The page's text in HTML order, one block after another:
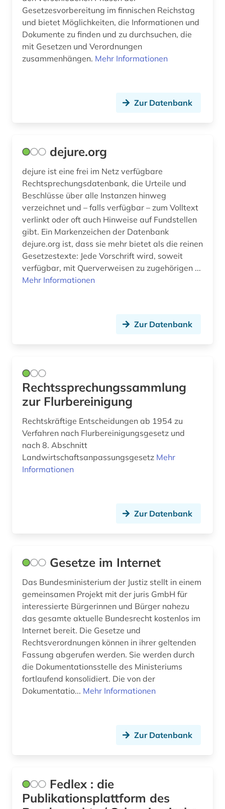
rechtsnorm (2)
rechtsprechung (13)
rechtssprechung (2)
rheinland-pfalz (1)
richtlinie (1)
saarland (1)
sammlung (2)
schule (9)
schulrecht (3)
sozialrecht (3)
stenographische protokolle (1)
steuerrecht (3)
suchmaschine (1)
thüringen (1)
tierarzt (1)
vergaberecht (1)
verordnung (1)
verwaltung (5)
verwaltungslehre (1)
verwaltungsprozessrecht (1)
verwaltungsvollstreckungsrecht (1)
verwaltungswissenschaft (19)
wien (2)
öffentlicher dienst (1)
Gesetzesvorbereitung im finnischen Reichstag
und bietet Möglichkeiten, die Informationen und
Dokumente zu finden und zu durchsuchen, die
mit Gesetzen und Verordnungen
zusammenhängen. Mehr Informationen
Zur Datenbank
dejure.org
dejure ist eine frei im Netz verfügbare
Rechtsprechungsdatenbank, die Urteile und
Beschlüsse über alle Instanzen hinweg
verzeichnet und – falls verfügbar – zum Volltext
verlinkt oder oft auch Hinweise auf Fundstellen
gibt. Ein Markenzeichen der Datenbank
dejure.org ist, dass sie mehr bietet als die reinen
Gesetzestexte: Jede Vorschrift wird, soweit
verfügbar, mit Querverweisen zu zugehörigen ...
Mehr Informationen
Zur Datenbank
Rechtssprechungssammlung
zur Flurbereinigung
Rechtskräftige Entscheidungen ab 1954 zu
Verfahren nach Flurbereinigungsgesetz und
nach 8. Abschnitt
Landwirtschaftsanpassungsgesetz Mehr
Informationen
Zur Datenbank
Gesetze im Internet
Das Bundesministerium der Justiz stellt in einem
gemeinsamen Projekt mit der juris GmbH für
interessierte Bürgerinnen und Bürger nahezu
das gesamte aktuelle Bundesrecht kostenlos im
Internet bereit. Die Gesetze und
Rechtsverordnungen können in ihrer geltenden
Fassung abgerufen werden. Sie werden durch
die Dokumentationsstelle des Ministeriums
fortlaufend konsolidiert. Die von der
Dokumentatio... Mehr Informationen
Zur Datenbank
Fedlex : die
Publikationsplattform des